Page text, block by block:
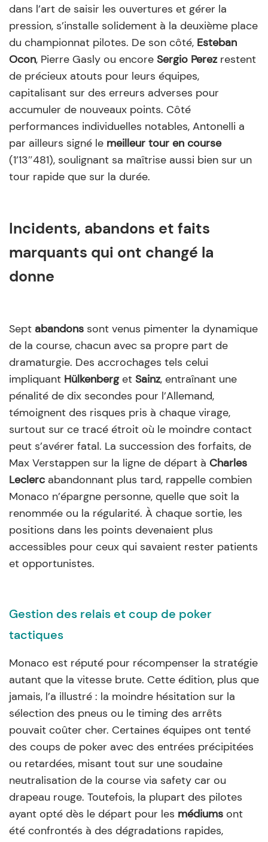
dans l’art de saisir les ouvertures et gérer la
pression, s’installe solidement à la deuxième place
du championnat pilotes. De son côté, Esteban
Ocon, Pierre Gasly ou encore Sergio Perezrestent
de précieux atouts pour leurs équipes,
capitalisant sur des erreurs adverses pour
accumuler de nouveaux points. Côté
performances individuelles notables, Antonelli a
par ailleurs signé le meilleur tour en course
(1’13″481), soulignant sa maîtrise aussi bien sur un
tour rapide que sur la durée.
Incidents, abandons et faits
marquants qui ont changé la
donne
Sept abandons sont venus pimenter la dynamique
de la course, chacun avec sa propre part de
dramaturgie. Des accrochages tels celui
impliquant Hülkenberget Sainz, entraînant une
pénalité de dix secondes pour l’Allemand,
témoignent des risques pris à chaque virage,
surtout sur ce tracé étroit où le moindre contact
peut s’avérer fatal. La succession des forfaits, de
Max Verstappen sur la ligne de départ à Charles
Leclerc abandonnant plus tard, rappelle combien
Monaco n’épargne personne, quelle que soit la
renommée ou la régularité. À chaque sortie, les
positions dans les points devenaient plus
accessibles pour ceux qui savaient rester patients
et opportunistes.
Gestion des relais et coup de poker
tactiques
Monaco est réputé pour récompenser la stratégie
autant que la vitesse brute. Cette édition, plus que
jamais, l’a illustré : la moindre hésitation sur la
sélection des pneus ou le timing des arrêts
pouvait coûter cher. Certaines équipes ont tenté
des coups de poker avec des entrées précipitées
ou retardées, misant tout sur une soudaine
neutralisation de la course via safety car ou
drapeau rouge. Toutefois, la plupart des pilotes
ayant opté dès le départ pour les médiums ont
été confrontés à des dégradations rapides,